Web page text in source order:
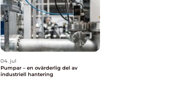
04. jul
Pumpar – en ovärderlig del av
industriell hantering